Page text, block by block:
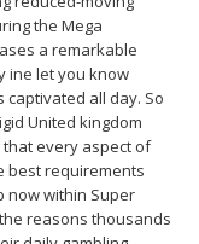
the Mega
a remarkable
ine let you know
all day. So
United kingdom
that every aspect of
best requirements
now within Super
reasons thousands